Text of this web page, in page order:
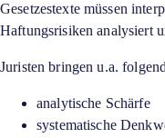
Gesetzestexte müssen
Haftungsrisiken analysiert
Juristen bringen u.a.
analytische Schärfe
systematische